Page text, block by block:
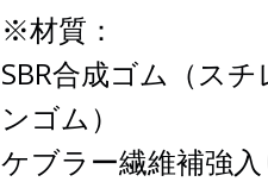
※材質：
SBR合成ゴム（ス
ンゴム）
ケブラー繊維補強入